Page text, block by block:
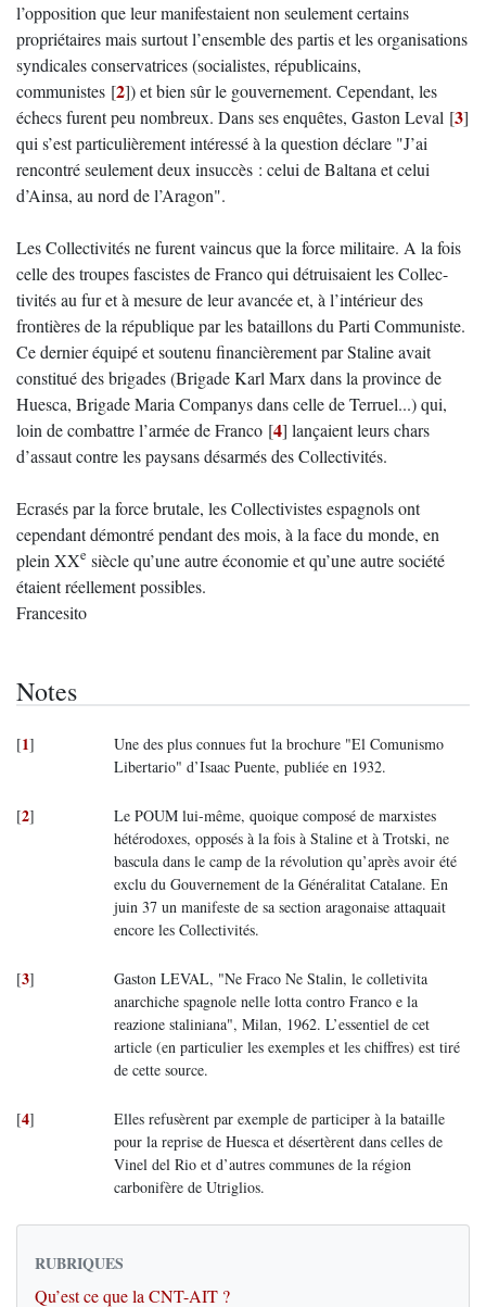
l’opposition que leur manifestaient non seulement certains
propriétaires mais surtout l’ensemble des partis et les organisations
syndicales conservatrices (socialistes, républicains,
communistes [2]) et bien sûr le gouvernement. Cependant, les
échecs furent peu nombreux. Dans ses enquêtes, Gaston Leval [3]
qui s’est particulièrement intéressé à la question déclare "J’ai
rencontré seulement deux insuccès : celui de Baltana et celui
d’Ainsa, au nord de l’Aragon".
Les Collectivités ne furent vaincus que la force militaire. A la fois
celle des troupes fascistes de Franco qui détruisaient les Collec-
tivités au fur et à mesure de leur avancée et, à l’intérieur des
frontières de la république par les bataillons du Parti Communiste.
Ce dernier équipé et soutenu financièrement par Staline avait
constitué des brigades (Brigade Karl Marx dans la province de
Huesca, Brigade Maria Companys dans celle de Terruel...) qui,
loin de combattre l’armée de Franco [4] lançaient leurs chars
d’assaut contre les paysans désarmés des Collectivités.
Ecrasés par la force brutale, les Collectivistes espagnols ont
cependant démontré pendant des mois, à la face du monde, en
plein XXe siècle qu’une autre économie et qu’une autre société
étaient réellement possibles.
Francesito
Notes
[1]
Une des plus connues fut la brochure "El Comunismo
Libertario" d’Isaac Puente, publiée en 1932.
[2]
Le POUM lui-même, quoique composé de marxistes
hétérodoxes, opposés à la fois à Staline et à Trotski, ne
bascula dans le camp de la révolution qu’après avoir été
exclu du Gouvernement de la Généralitat Catalane. En
juin 37 un manifeste de sa section aragonaise attaquait
encore les Collectivités.
[3]
Gaston LEVAL, "Ne Fraco Ne Stalin, le colletivita
anarchiche spagnole nelle lotta contro Franco e la
reazione staliniana", Milan, 1962. L’essentiel de cet
article (en particulier les exemples et les chiffres) est tiré
de cette source.
[4]
Elles refusèrent par exemple de participer à la bataille
pour la reprise de Huesca et désertèrent dans celles de
Vinel del Rio et d’autres communes de la région
carbonifère de Utriglios.
RUBRIQUES
Qu’est ce que la CNT-AIT ?